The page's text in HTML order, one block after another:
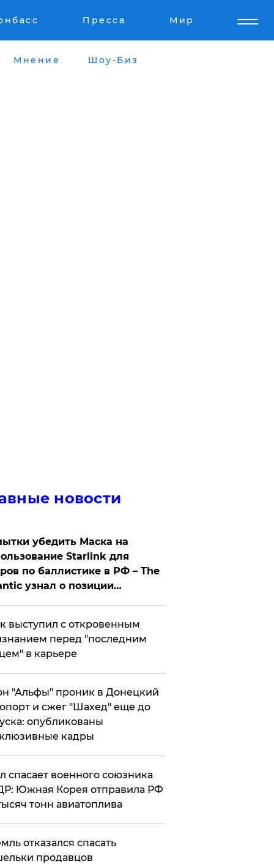
Пресса Мир
Мнение Шоу-Биз
новости
убедить Маска на
Starlink для
по баллистике в РФ – The
узнал о позиции
выступил с откровенным
перед "последним
в карьере
"Альфы" проник в Донецкий
и сжег "Шахед" еще до
опубликованы
кадры
спасает военного союзника
Южная Корея отправила РФ
тонн авиатоплива
отказался спасать
продавцов